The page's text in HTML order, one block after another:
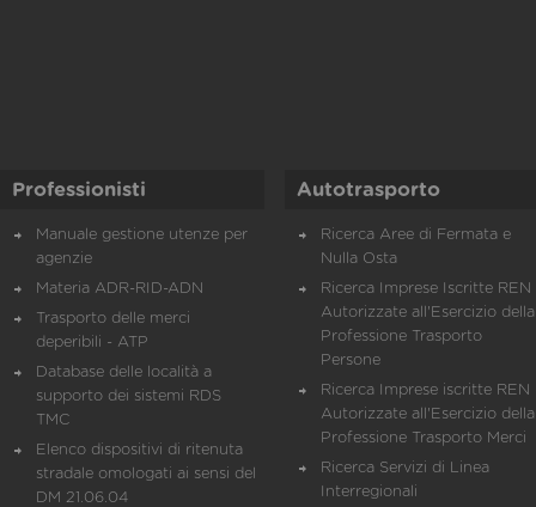
Professionisti
Manuale gestione utenze per
agenzie
Materia ADR-RID-ADN
Trasporto delle merci
deperibili - ATP
Database delle località a
supporto dei sistemi RDS
TMC
Elenco dispositivi di ritenuta
stradale omologati ai sensi del
DM 21.06.04
Autotrasporto
Ricerca Aree di Fermata e
Nulla Osta
Ricerca Imprese Iscritte REN
Autorizzate all'Esercizio della
Professione Trasporto
Persone
Ricerca Imprese iscritte REN
Autorizzate all'Esercizio della
Professione Trasporto Merci
Ricerca Servizi di Linea
Interregionali